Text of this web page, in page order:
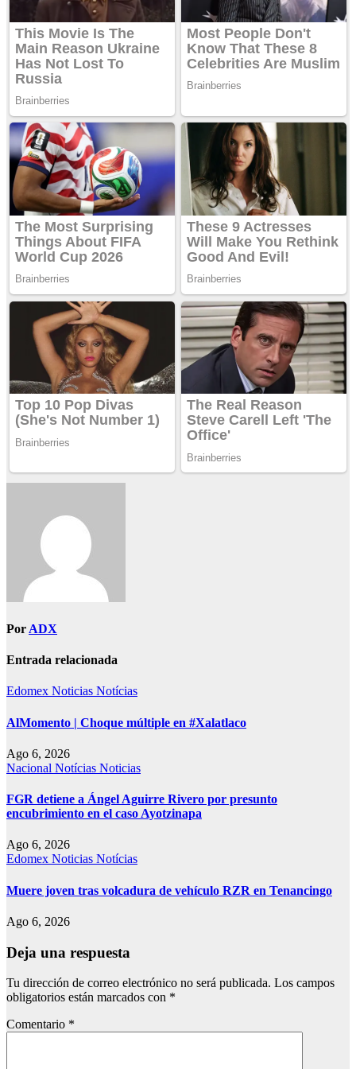
Por ADX
Entrada relacionada
Edomex Noticias Notícias
AlMomento | Choque múltiple en #Xalatlaco
Ago 6, 2026
Nacional Notícias Noticias
FGR detiene a Ángel Aguirre Rivero por presunto
encubrimiento en el caso Ayotzinapa
Ago 6, 2026
Edomex Noticias Notícias
Muere joven tras volcadura de vehículo RZR en Tenancingo
Ago 6, 2026
Deja una respuesta
Tu dirección de correo electrónico no será publicada. Los campos
obligatorios están marcados con *
Comentario *